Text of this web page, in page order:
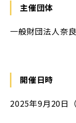
主催団体
一般財団法人奈
開催日時
2025年9月20日